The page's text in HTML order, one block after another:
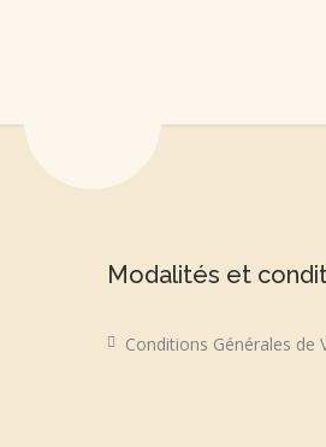
Modalités et
Conditions Générales de